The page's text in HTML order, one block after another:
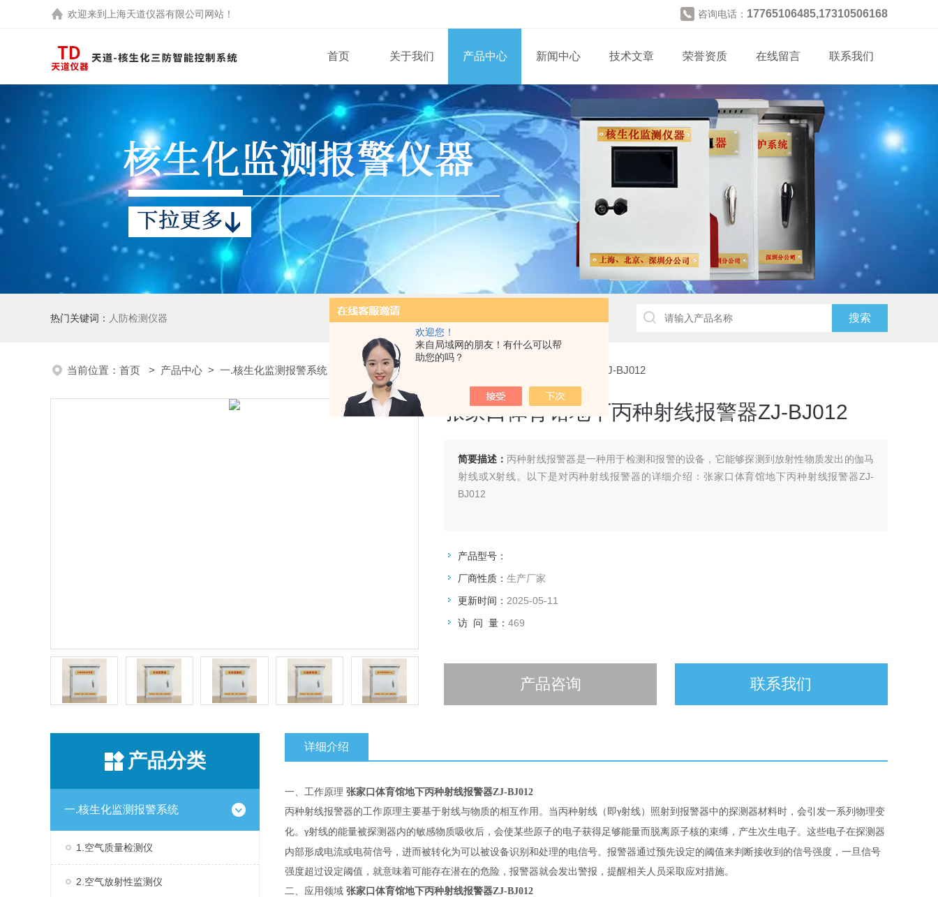
欢迎您！
来自局域网的朋友！有什么可以帮
助您的吗？
欢迎来到 上海天道仪器有限公司 网站！ 咨询电话： 17765106485,17310506168
首页 关于我们 产品中心 新闻中心 技术文章 荣誉资质 在线留言 联系我们
热门关键词： 人防检测仪器
当前位置： 首页 > 产品中心 > 一.核生化监测报警系统 4.丙种射线报警器 > 张家口体育馆地下丙种射线报警器ZJ-BJ012
张家口体育馆地下丙种射线报警器ZJ-BJ012
简要描述： 丙种射线报警器是一种用于检测和报警的设备，它能够探测到放射性物质发出的伽马
射线或X射线。以下是对丙种射线报警器的详细介绍：张家口体育馆地下丙种射线报警器ZJ-
BJ012
产品型号：
厂商性质： 生产厂家
更新时间： 2025-05-11
访 问 量： 469
产品咨询 联系我们
产品分类
一.核生化监测报警系统
1.空气质量检测仪
2.空气放射性监测仪
详细介绍
一、工作原理 张家口体育馆地下丙种射线报警器ZJ-BJ012
丙种射线报警器的工作原理主要基于射线与物质的相互作用。当丙种射线（即γ射线）照射到报警器中的探测器材料时，会引发一系列物理变
化。 γ射线的能量被探测器内的敏感物质吸收后，会使某些原子的电子获得足够能量而脱离原子核的束缚，产生次生电子。这些电子在探测器
内部形成电流或电荷信号，进而被转化为可以被设备识别和处理的电信号。报警器通过预先设定的阈值来判断接收到的信号强度，一旦信号
强度超过设定阈值，就意味着可能存在潜在的危险，报警器就会发出警报，提醒相关人员采取应对措施。
二、应用领域 张家口体育馆地下丙种射线报警器ZJ-BJ012